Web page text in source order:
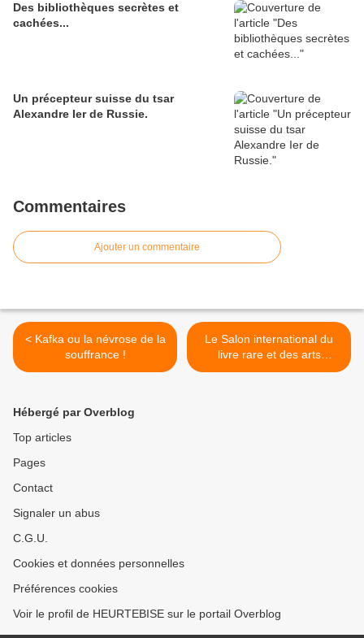
Des bibliothèques secrètes et
cachées...
Un précepteur suisse du tsar
Alexandre Ier de Russie.
Commentaires
Ajouter un commentaire
< Kafka ou la névrose de la
souffrance !
Le Salon international du
livre rare et des arts
graphiques 2024 ! >
Hébergé par Overblog
Top articles
Pages
Contact
Signaler un abus
C.G.U.
Cookies et données personnelles
Préférences cookies
Voir le profil de HEURTEBISE sur le portail Overblog